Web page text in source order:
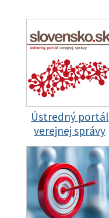
Ústredný portál
verejnej správy